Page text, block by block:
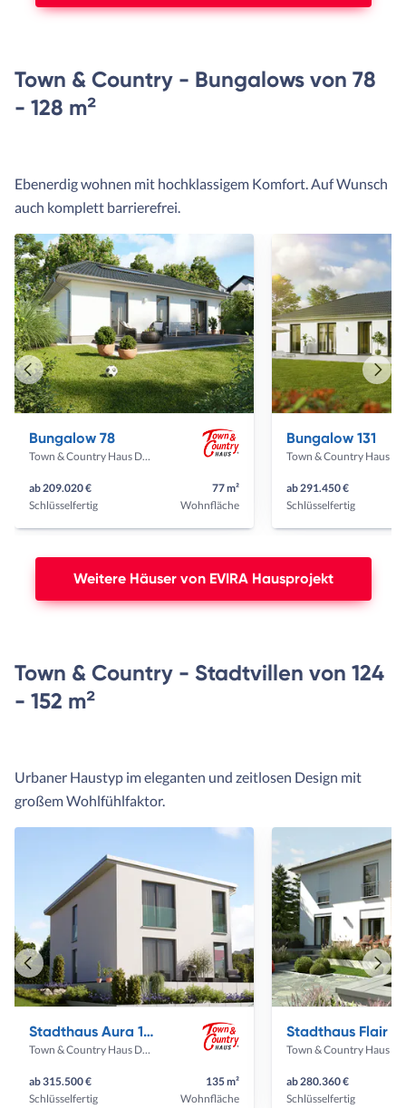
Town & Country - Bungalows von 78
- 128 m²
Ebenerdig wohnen mit hochklassigem Komfort. Auf Wunsch
auch komplett barrierefrei.
Bungalow 78
Town & Country Haus Deutschland
ab 209.020 €
Schlüsselfertig
77 m²
Wohnfläche
Bungalow 131
ab 291.450 €
Schlüsselfertig
Vorheriges
Haus
Haus
Weitere Häuser von EVIRA Hausprojekt
Town & Country - Stadtvillen von 124
- 152 m²
Urbaner Haustyp im eleganten und zeitlosen Design mit
großem Wohlfühlfaktor.
Stadthaus Aura 136
Town & Country Haus Deutschland
ab 315.500 €
Schlüsselfertig
135 m²
Wohnfläche
ab 280.360 €
Schlüsselfertig
Vorheriges
Haus
Haus